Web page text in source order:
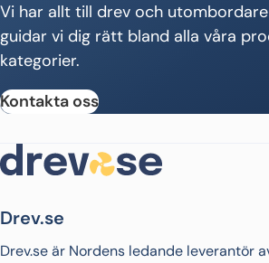
Vi har allt till drev och
guidar vi dig rätt bland alla våra
kategorier.
Kontakta oss
Drev.se
Drev.se är Nordens ledande leverantör